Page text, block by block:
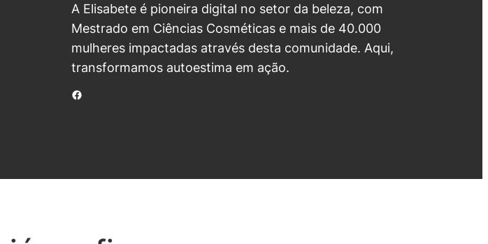
A Elisabete é pioneira digital no setor da beleza, com
Mestrado em Ciências Cosméticas e mais de 40.000
mulheres impactadas através desta comunidade. Aqui,
transformamos autoestima em ação.
Facebook